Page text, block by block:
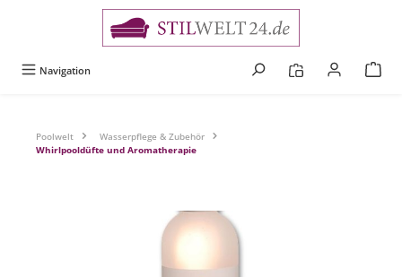
Navigation
Poolwelt
Wasserpflege & Zubehör
Whirlpooldüfte und Aromatherapie